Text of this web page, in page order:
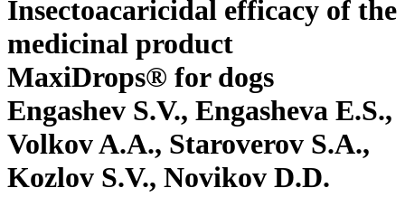
Insectoacaricidal efficacy of the
medicinal product
MaxiDrops® for dogs
Engashev S.V., Engasheva E.S.,
Volkov A.A., Staroverov S.A.,
Kozlov S.V., Novikov D.D.